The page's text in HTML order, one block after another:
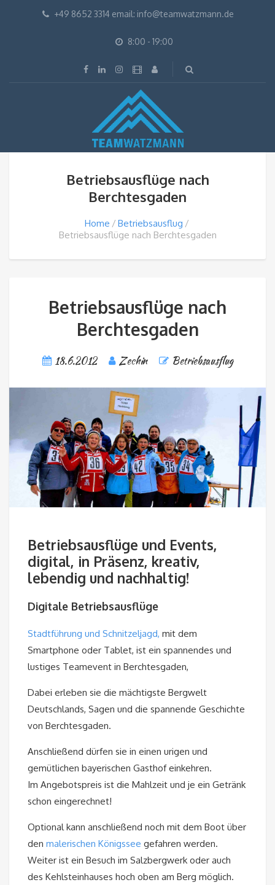
+49 8652 3314 email: info@teamwatzmann.de
8:00 - 19:00
Betriebsausflüge nach
Berchtesgaden
Home
Betriebsausflug
Betriebsausflüge nach Berchtesgaden
Betriebsausflüge nach
Berchtesgaden
18.6.2012 Zechin Betriebsausflug
Betriebsausflüge und Events,
digital, in Präsenz, kreativ,
lebendig und nachhaltig!
Digitale Betriebsausflüge
Stadtführung und Schnitzeljagd, mit dem
Smartphone oder Tablet, ist ein spannendes und
lustiges Teamevent in Berchtesgaden,
Dabei erleben sie die mächtigste Bergwelt
Deutschlands, Sagen und die spannende Geschichte
von Berchtesgaden.
Anschließend dürfen sie in einen urigen und
gemütlichen bayerischen Gasthof einkehren.
Im Angebotspreis ist die Mahlzeit und je ein Getränk
schon eingerechnet!
Optional kann anschließend noch mit dem Boot über
den malerischen Königssee gefahren werden.
Weiter ist ein Besuch im Salzbergwerk oder auch
des Kehlsteinhauses hoch oben am Berg möglich.